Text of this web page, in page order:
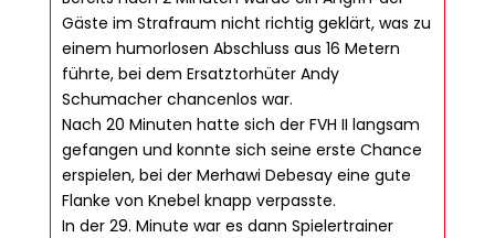
Gäste im Strafraum nicht richtig geklärt, was zu
einem humorlosen Abschluss aus 16 Metern
führte, bei dem Ersatztorhüter Andy
Schumacher chancenlos war.
Nach 20 Minuten hatte sich der FVH II langsam
gefangen und konnte sich seine erste Chance
erspielen, bei der Merhawi Debesay eine gute
Flanke von Knebel knapp verpasste.
In der 29. Minute war es dann Spielertrainer